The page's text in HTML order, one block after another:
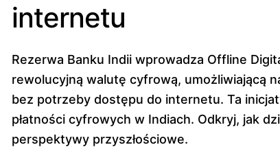
internetu
Rezerwa Banku Indii wprowadza Offline
rewolucyjną walutę cyfrową, umożliwiającą
bez potrzeby dostępu do internetu. Ta
płatności cyfrowych w Indiach. Odkryj, jak
perspektywy przyszłościowe.